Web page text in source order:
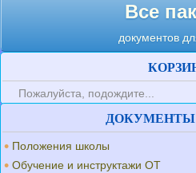
Все
документов
Пожалуйста, подождите...
Положения школы
Обучение и инструктажи ОТ